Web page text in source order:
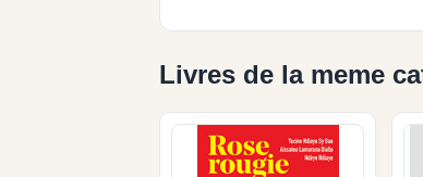
Livres de la meme